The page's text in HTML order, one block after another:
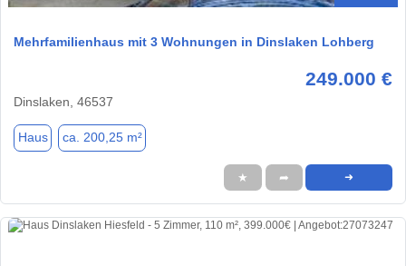
Mehrfamilienhaus mit 3 Wohnungen in Dinslaken Lohberg
249.000 €
Dinslaken, 46537
Haus ca. 200,25 m²
★ ➦ ➜